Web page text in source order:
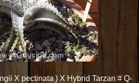
X pectinata ) X Hybrid Tarzan # Q-